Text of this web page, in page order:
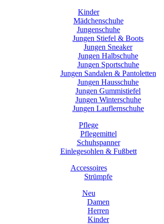
Kinder
Mädchenschuhe
Jungenschuhe
Jungen Stiefel & Boots
Jungen Sneaker
Jungen Halbschuhe
Jungen Sportschuhe
Jungen Sandalen & Pantoletten
Jungen Hausschuhe
Jungen Gummistiefel
Jungen Winterschuhe
Jungen Lauflernschuhe
Pflege
Pflegemittel
Schuhspanner
Einlegesohlen & Fußbett
Accessoires
Strümpfe
Neu
Damen
Herren
Kinder